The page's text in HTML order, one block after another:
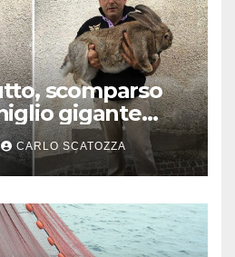
scomparso
gigante
CARLO SCATOZZA